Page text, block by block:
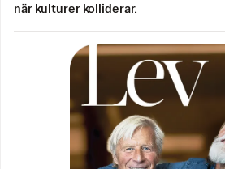
när kulturer kolliderar.